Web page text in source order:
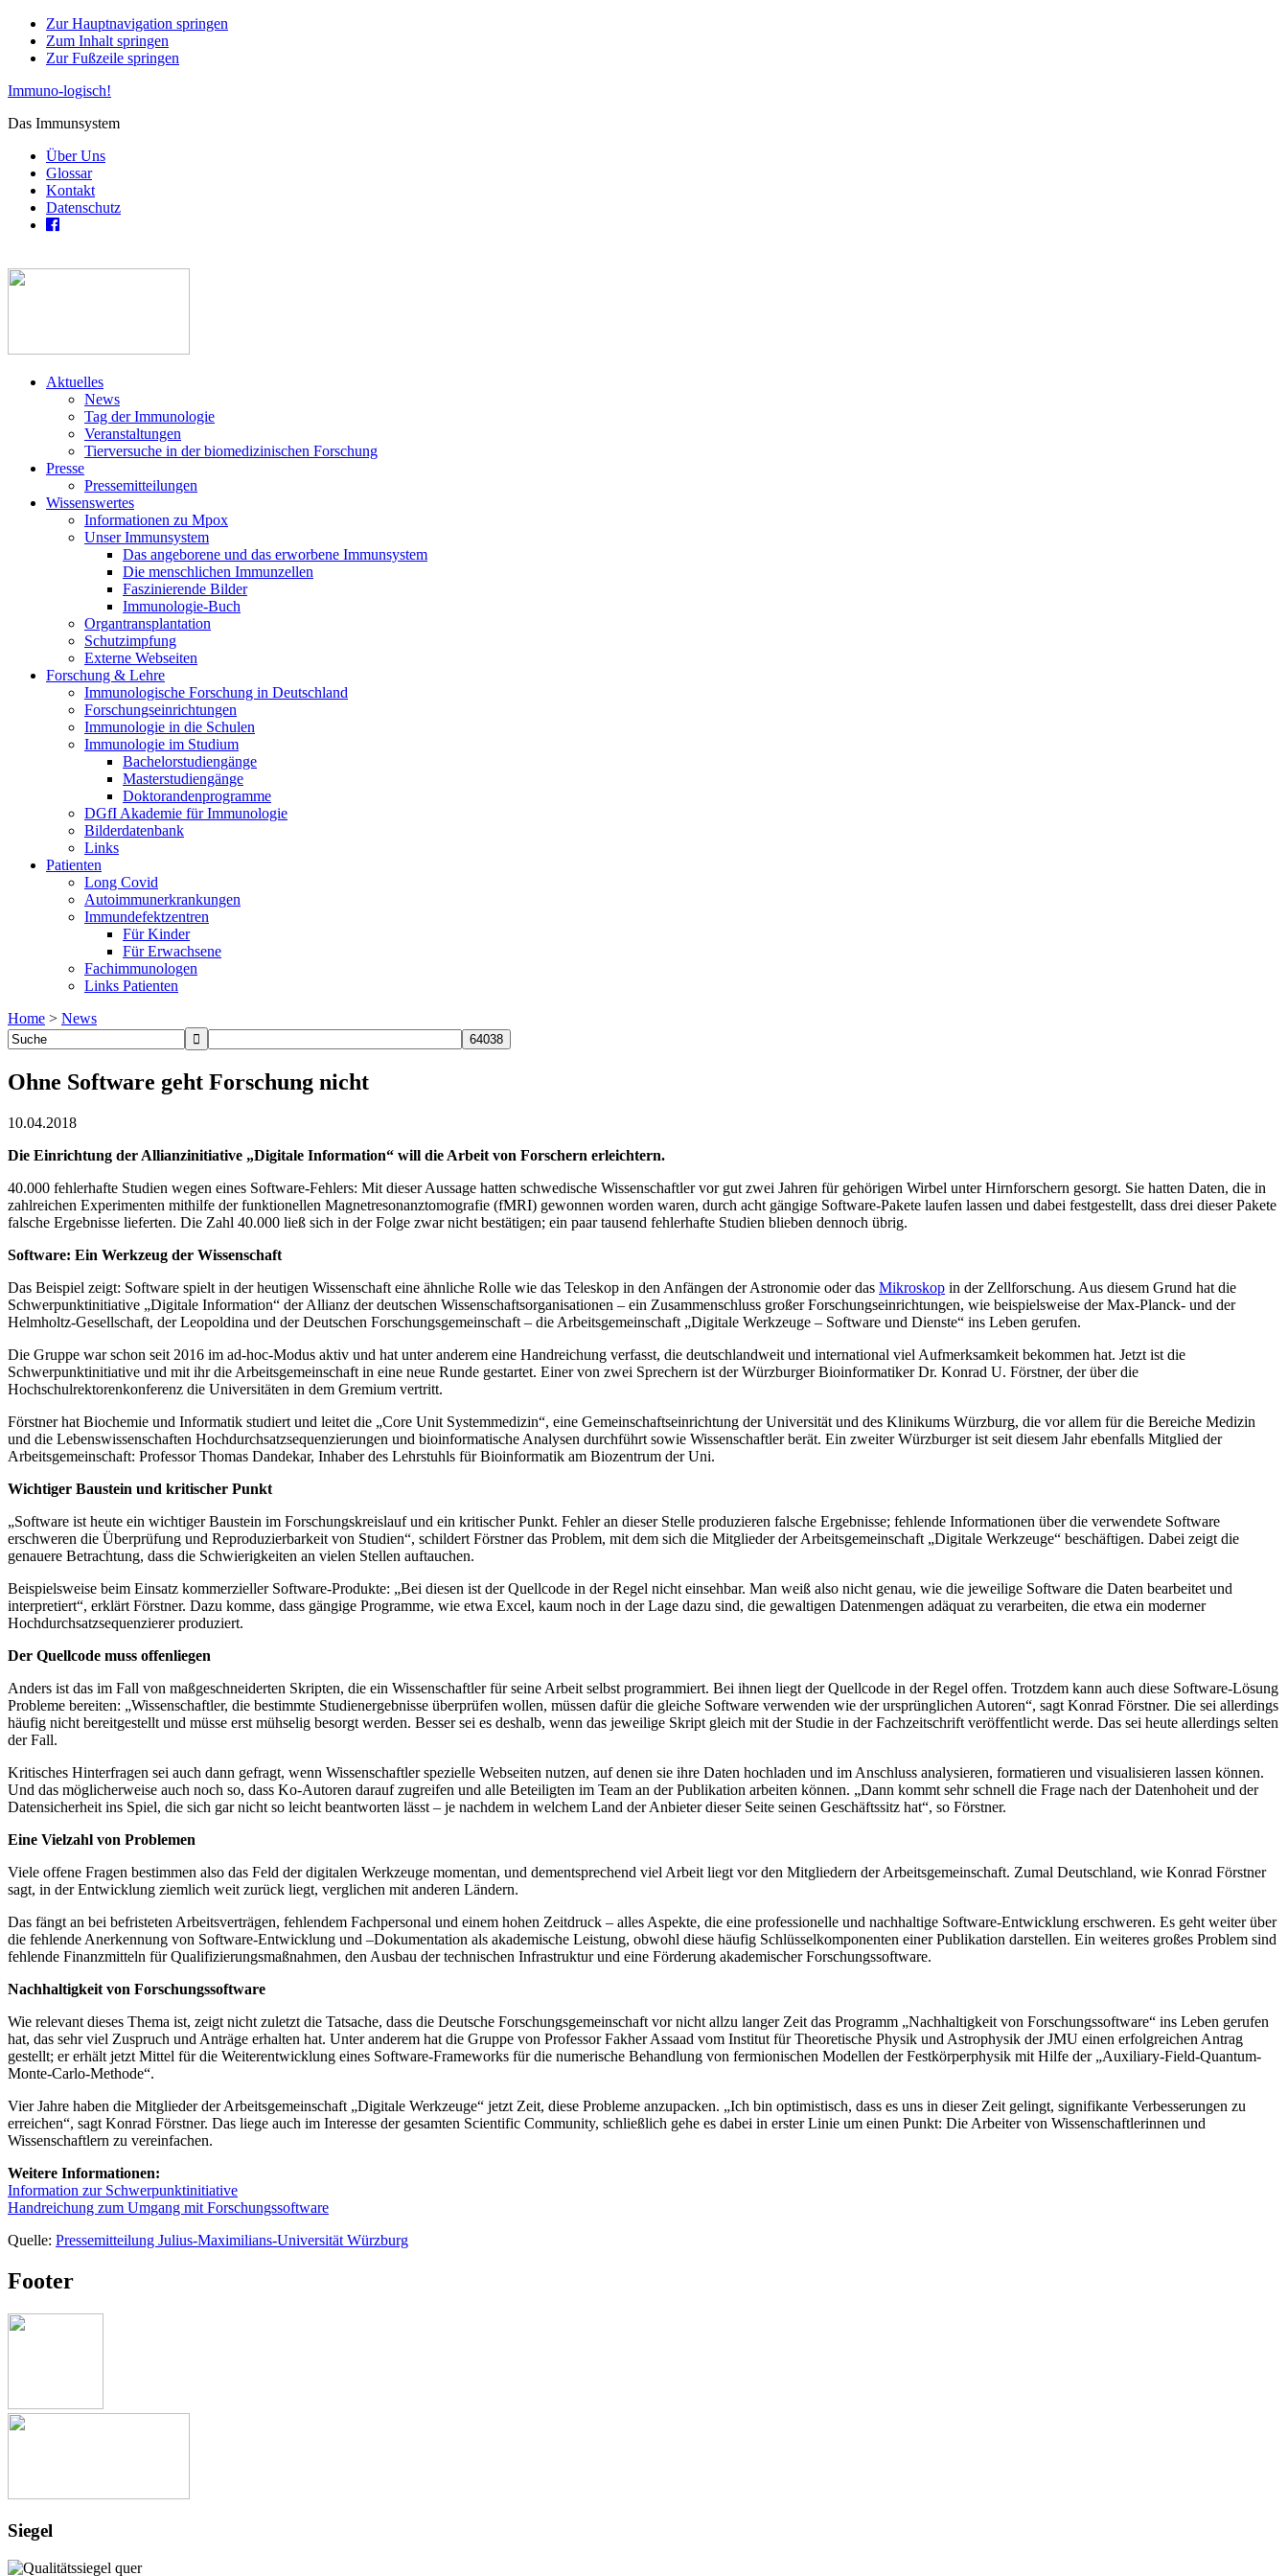
Zur Hauptnavigation springen
Zum Inhalt springen
Zur Fußzeile springen
Immuno-logisch!
Das Immunsystem
Über Uns
Glossar
Kontakt
Datenschutz
Aktuelles
News
Tag der Immunologie
Veranstaltungen
Tierversuche in der biomedizinischen Forschung
Presse
Pressemitteilungen
Wissenswertes
Informationen zu Mpox
Unser Immunsystem
Das angeborene und das erworbene Immunsystem
Die menschlichen Immunzellen
Faszinierende Bilder
Immunologie-Buch
Organtransplantation
Schutzimpfung
Externe Webseiten
Forschung & Lehre
Immunologische Forschung in Deutschland
Forschungseinrichtungen
Immunologie in die Schulen
Immunologie im Studium
Bachelorstudiengänge
Masterstudiengänge
Doktorandenprogramme
DGfI Akademie für Immunologie
Bilderdatenbank
Links
Patienten
Long Covid
Autoimmunerkrankungen
Immundefektzentren
Für Kinder
Für Erwachsene
Fachimmunologen
Links Patienten
Home > News
Ohne Software geht Forschung nicht
10.04.2018
Die Einrichtung der Allianzinitiative „Digitale Information“ will die Arbeit von Forschern erleichtern.
40.000 fehlerhafte Studien wegen eines Software-Fehlers: Mit dieser Aussage hatten schwedische Wissenschaftler vor gut zwei Jahren für gehörigen Wirbel unter Hirnforschern gesorgt. Sie hatten Daten, die in
zahlreichen Experimenten mithilfe der funktionellen Magnetresonanztomografie (fMRI) gewonnen worden waren, durch acht gängige Software-Pakete laufen lassen und dabei festgestellt, dass drei dieser Pakete
falsche Ergebnisse lieferten. Die Zahl 40.000 ließ sich in der Folge zwar nicht bestätigen; ein paar tausend fehlerhafte Studien blieben dennoch übrig.
Software: Ein Werkzeug der Wissenschaft
Das Beispiel zeigt: Software spielt in der heutigen Wissenschaft eine ähnliche Rolle wie das Teleskop in den Anfängen der Astronomie oder das Mikroskop in der Zellforschung. Aus diesem Grund hat die
Schwerpunktinitiative „Digitale Information“ der Allianz der deutschen Wissenschaftsorganisationen – ein Zusammenschluss großer Forschungseinrichtungen, wie beispielsweise der Max-Planck- und der
Helmholtz-Gesellschaft, der Leopoldina und der Deutschen Forschungsgemeinschaft – die Arbeitsgemeinschaft „Digitale Werkzeuge – Software und Dienste“ ins Leben gerufen.
Die Gruppe war schon seit 2016 im ad-hoc-Modus aktiv und hat unter anderem eine Handreichung verfasst, die deutschlandweit und international viel Aufmerksamkeit bekommen hat. Jetzt ist die
Schwerpunktinitiative und mit ihr die Arbeitsgemeinschaft in eine neue Runde gestartet. Einer von zwei Sprechern ist der Würzburger Bioinformatiker Dr. Konrad U. Förstner, der über die
Hochschulrektorenkonferenz die Universitäten in dem Gremium vertritt.
Förstner hat Biochemie und Informatik studiert und leitet die „Core Unit Systemmedizin“, eine Gemeinschaftseinrichtung der Universität und des Klinikums Würzburg, die vor allem für die Bereiche Medizin
und die Lebenswissenschaften Hochdurchsatzsequenzierungen und bioinformatische Analysen durchführt sowie Wissenschaftler berät. Ein zweiter Würzburger ist seit diesem Jahr ebenfalls Mitglied der
Arbeitsgemeinschaft: Professor Thomas Dandekar, Inhaber des Lehrstuhls für Bioinformatik am Biozentrum der Uni.
Wichtiger Baustein und kritischer Punkt
„Software ist heute ein wichtiger Baustein im Forschungskreislauf und ein kritischer Punkt. Fehler an dieser Stelle produzieren falsche Ergebnisse; fehlende Informationen über die verwendete Software
erschweren die Überprüfung und Reproduzierbarkeit von Studien“, schildert Förstner das Problem, mit dem sich die Mitglieder der Arbeitsgemeinschaft „Digitale Werkzeuge“ beschäftigen. Dabei zeigt die
genauere Betrachtung, dass die Schwierigkeiten an vielen Stellen auftauchen.
Beispielsweise beim Einsatz kommerzieller Software-Produkte: „Bei diesen ist der Quellcode in der Regel nicht einsehbar. Man weiß also nicht genau, wie die jeweilige Software die Daten bearbeitet und
interpretiert“, erklärt Förstner. Dazu komme, dass gängige Programme, wie etwa Excel, kaum noch in der Lage dazu sind, die gewaltigen Datenmengen adäquat zu verarbeiten, die etwa ein moderner
Hochdurchsatzsequenzierer produziert.
Der Quellcode muss offenliegen
Anders ist das im Fall von maßgeschneiderten Skripten, die ein Wissenschaftler für seine Arbeit selbst programmiert. Bei ihnen liegt der Quellcode in der Regel offen. Trotzdem kann auch diese Software-Lösung
Probleme bereiten: „Wissenschaftler, die bestimmte Studienergebnisse überprüfen wollen, müssen dafür die gleiche Software verwenden wie der ursprünglichen Autoren“, sagt Konrad Förstner. Die sei allerdings
häufig nicht bereitgestellt und müsse erst mühselig besorgt werden. Besser sei es deshalb, wenn das jeweilige Skript gleich mit der Studie in der Fachzeitschrift veröffentlicht werde. Das sei heute allerdings selten
der Fall.
Kritisches Hinterfragen sei auch dann gefragt, wenn Wissenschaftler spezielle Webseiten nutzen, auf denen sie ihre Daten hochladen und im Anschluss analysieren, formatieren und visualisieren lassen können.
Und das möglicherweise auch noch so, dass Ko-Autoren darauf zugreifen und alle Beteiligten im Team an der Publikation arbeiten können. „Dann kommt sehr schnell die Frage nach der Datenhoheit und der
Datensicherheit ins Spiel, die sich gar nicht so leicht beantworten lässt – je nachdem in welchem Land der Anbieter dieser Seite seinen Geschäftssitz hat“, so Förstner.
Eine Vielzahl von Problemen
Viele offene Fragen bestimmen also das Feld der digitalen Werkzeuge momentan, und dementsprechend viel Arbeit liegt vor den Mitgliedern der Arbeitsgemeinschaft. Zumal Deutschland, wie Konrad Förstner
sagt, in der Entwicklung ziemlich weit zurück liegt, verglichen mit anderen Ländern.
Das fängt an bei befristeten Arbeitsverträgen, fehlendem Fachpersonal und einem hohen Zeitdruck – alles Aspekte, die eine professionelle und nachhaltige Software-Entwicklung erschweren. Es geht weiter über
die fehlende Anerkennung von Software-Entwicklung und –Dokumentation als akademische Leistung, obwohl diese häufig Schlüsselkomponenten einer Publikation darstellen. Ein weiteres großes Problem sind
fehlende Finanzmitteln für Qualifizierungsmaßnahmen, den Ausbau der technischen Infrastruktur und eine Förderung akademischer Forschungssoftware.
Nachhaltigkeit von Forschungssoftware
Wie relevant dieses Thema ist, zeigt nicht zuletzt die Tatsache, dass die Deutsche Forschungsgemeinschaft vor nicht allzu langer Zeit das Programm „Nachhaltigkeit von Forschungssoftware“ ins Leben gerufen
hat, das sehr viel Zuspruch und Anträge erhalten hat. Unter anderem hat die Gruppe von Professor Fakher Assaad vom Institut für Theoretische Physik und Astrophysik der JMU einen erfolgreichen Antrag
gestellt; er erhält jetzt Mittel für die Weiterentwicklung eines Software-Frameworks für die numerische Behandlung von fermionischen Modellen der Festkörperphysik mit Hilfe der „Auxiliary-Field-Quantum-
Monte-Carlo-Methode“.
Vier Jahre haben die Mitglieder der Arbeitsgemeinschaft „Digitale Werkzeuge“ jetzt Zeit, diese Probleme anzupacken. „Ich bin optimistisch, dass es uns in dieser Zeit gelingt, signifikante Verbesserungen zu
erreichen“, sagt Konrad Förstner. Das liege auch im Interesse der gesamten Scientific Community, schließlich gehe es dabei in erster Linie um einen Punkt: Die Arbeiter von Wissenschaftlerinnen und
Wissenschaftlern zu vereinfachen.
Weitere Informationen:
Information zur Schwerpunktinitiative
Handreichung zum Umgang mit Forschungssoftware
Quelle: Pressemitteilung Julius-Maximilians-Universität Würzburg
Footer
Siegel